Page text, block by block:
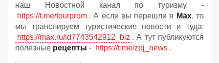
наш Новостной канал по туризму -
https://t.me/tourprom . А если вы перешли в Мах, то
мы транслируем туристические новости и туда:
https://max.ru/id7743542912_biz . А тут публикуются
полезные рецепты - https://t.me/zoj_news .